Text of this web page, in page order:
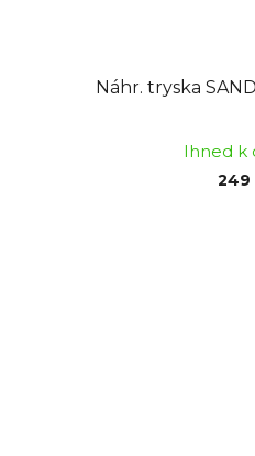
Náhr. tryska
Ihned k
249